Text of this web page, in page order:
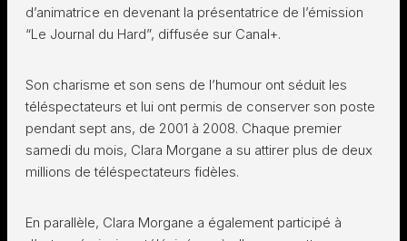
d’animatrice en devenant la présentatrice de l’émission
“Le Journal du Hard”, diffusée sur Canal+.
Son charisme et son sens de l’humour ont séduit les
téléspectateurs et lui ont permis de conserver son poste
pendant sept ans, de 2001 à 2008. Chaque premier
samedi du mois, Clara Morgane a su attirer plus de deux
millions de téléspectateurs fidèles.
En parallèle, Clara Morgane a également participé à